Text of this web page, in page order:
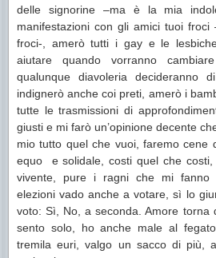
delle signorine –ma è la mia
manifestazioni con gli amici tuoi
froci-, amerò tutti i gay e le
aiutare quando vorranno
qualunque diavoleria decideranno
indignerò anche coi preti, amerò i
tutte le trasmissioni di
giusti e mi farò un’opinione decente
mio tutto quel che vuoi, faremo cene
equo e solidale, costi quel che
vivente, pure i ragni che mi fanno
elezioni vado anche a votare, sì lo
voto: Sì, No, a seconda. Amore torna
sento solo, ho anche male al
tremila euri, valgo un sacco di più,